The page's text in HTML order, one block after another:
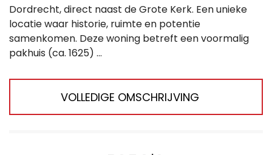
Dordrecht, direct naast de Grote Kerk. Een unieke
locatie waar historie, ruimte en potentie
samenkomen. Deze woning betreft een voormalig
pakhuis (ca. 1625) ...
VOLLEDIGE OMSCHRIJVING